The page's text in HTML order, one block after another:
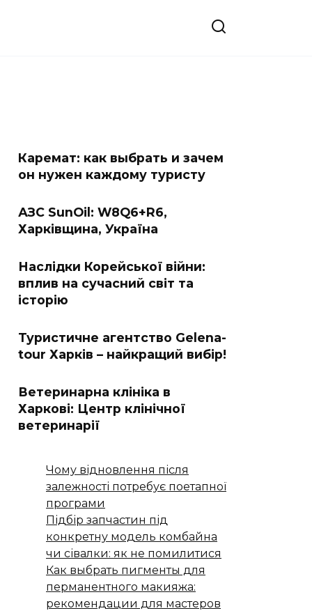
Каремат: как выбрать и зачем
он нужен каждому туристу
АЗС SunOil: W8Q6+R6,
Харківщина, Україна
Наслідки Корейської війни:
вплив на сучасний світ та
історію
Туристичне агентство Gelena-
tour Харків – найкращий вибір!
Ветеринарна клініка в
Харкові: Центр клінічної
ветеринарії
Чому відновлення після
залежності потребує поетапної
програми
Підбір запчастин під
конкретну модель комбайна
чи сівалки: як не помилитися
Как выбрать пигменты для
перманентного макияжа:
рекомендации для мастеров